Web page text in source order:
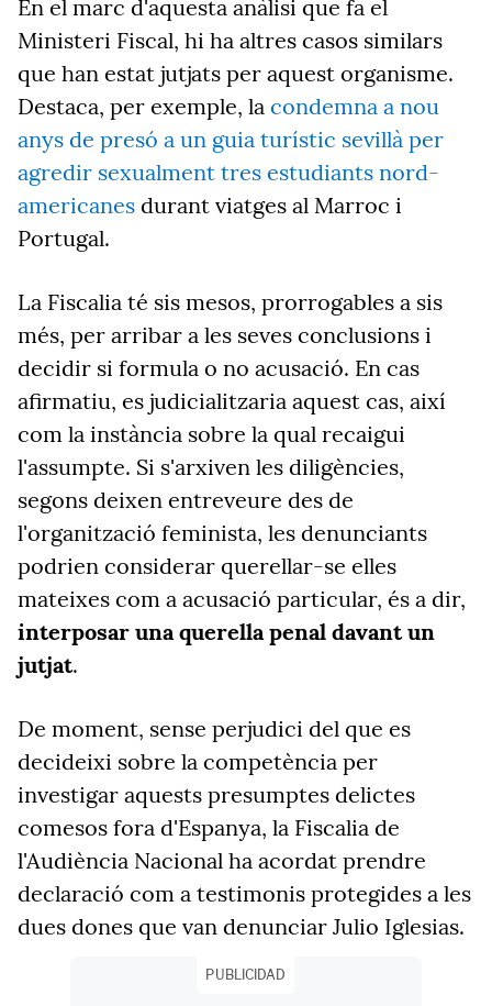
En el marc d'aquesta anàlisi que fa el
Ministeri Fiscal, hi ha altres casos similars
que han estat jutjats per aquest organisme.
Destaca, per exemple, la condemna a nou
anys de presó a un guia turístic sevillà per
agredir sexualment tres estudiants nord-
americanes durant viatges al Marroc i
Portugal.
La Fiscalia té sis mesos, prorrogables a sis
més, per arribar a les seves conclusions i
decidir si formula o no acusació. En cas
afirmatiu, es judicialitzaria aquest cas, així
com la instància sobre la qual recaigui
l'assumpte. Si s'arxiven les diligències,
segons deixen entreveure des de
l'organització feminista, les denunciants
podrien considerar querellar-se elles
mateixes com a acusació particular, és a dir,
interposar una querella penal davant un
jutjat.
De moment, sense perjudici del que es
decideixi sobre la competència per
investigar aquests presumptes delictes
comesos fora d'Espanya, la Fiscalia de
l'Audiència Nacional ha acordat prendre
declaració com a testimonis protegides a les
dues dones que van denunciar Julio Iglesias.
PUBLICIDAD